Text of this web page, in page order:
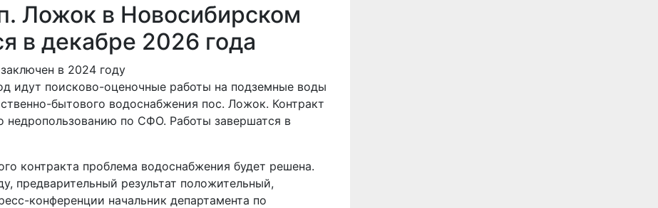
Ложок в Новосибирском
в декабре 2026 года
в 2024 году
идут поисково-оценочные работы на подземные воды
бытового водоснабжения пос. Ложок. Контракт
недропользованию по СФО. Работы завершатся в
контракта проблема водоснабжения будет решена.
предварительный результат положительный,
конференции начальник департамента по